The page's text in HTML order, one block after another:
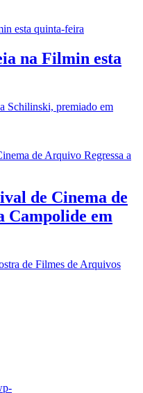
na Filmin esta
Schilinski, premiado em
de Cinema de
Campolide em
de Filmes de Arquivos